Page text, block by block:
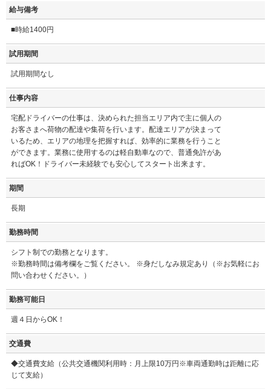
給与備考
■時給1400円
試用期間
試用期間なし
仕事内容
宅配ドライバーの仕事は、決められた担当エリア内で主に個人の
お客さまへ荷物の配達や集荷を行います。配達エリアが決まって
いるため、エリアの地理を把握すれば、効率的に業務を行うこと
ができます。業務に使用するのは軽自動車なので、普通免許があ
ればOK！ドライバー未経験でも安心してスタート出来ます。
期間
長期
勤務時間
シフト制での勤務となります。
※勤務時間は備考欄をご覧ください。 ※身だしなみ規定あり（※お気軽にお
問い合わせください。）
勤務可能日
週４日からOK！
交通費
◆交通費支給（公共交通機関利用時：月上限10万円※車両通勤時は距離に応
じて支給）